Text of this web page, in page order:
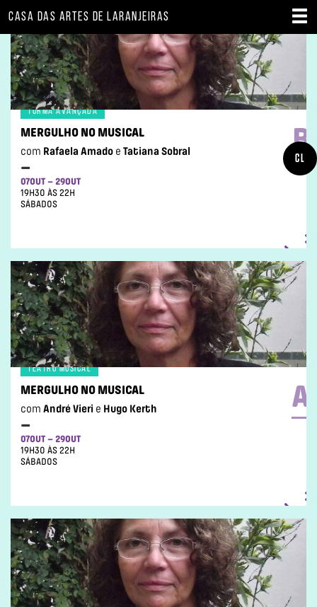
CASA DAS ARTES DE LARANJEIRAS
CL
TURMA AVANÇADA
MERGULHO NO MUSICAL
com Rafaela Amado e Tatiana Sobral
–
07OUT – 29OUT
19H30 ÀS 22H
SÁBADOS
B
TEATRO MUSICAL
MERGULHO NO MUSICAL
com André Vieri e Hugo Kerth
–
07OUT – 29OUT
19H30 ÀS 22H
SÁBADOS
A